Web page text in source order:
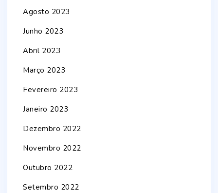
Agosto 2023
Junho 2023
Abril 2023
Março 2023
Fevereiro 2023
Janeiro 2023
Dezembro 2022
Novembro 2022
Outubro 2022
Setembro 2022